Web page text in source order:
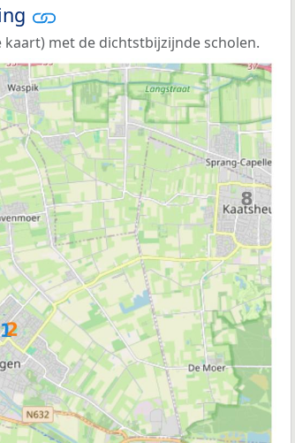
met de dichtstbijzijnde scholen.